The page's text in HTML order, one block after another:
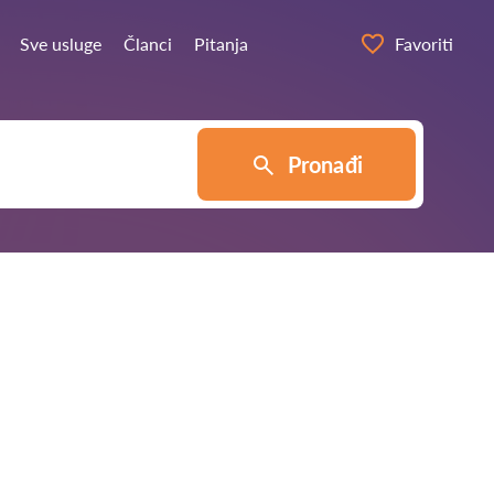
Sve usluge Članci Pitanja Favoriti
Pronađi